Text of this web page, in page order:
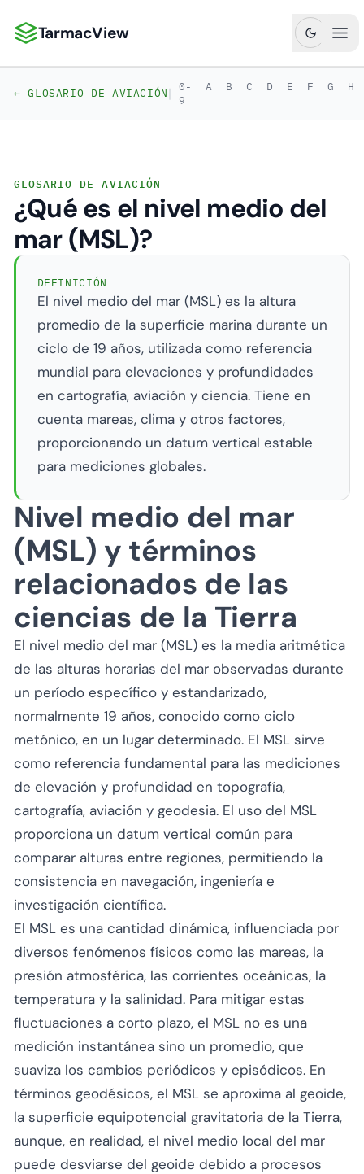
TarmacView: Análisis de Aviación de Precisión
TarmacView
← GLOSARIO DE AVIACIÓN| 0-
9
A B C D E F G H
GLOSARIO DE AVIACIÓN
¿Qué es el nivel medio del
mar (MSL)?
DEFINICIÓN
El nivel medio del mar (MSL) es la altura
promedio de la superficie marina durante un
ciclo de 19 años, utilizada como referencia
mundial para elevaciones y profundidades
en cartografía, aviación y ciencia. Tiene en
cuenta mareas, clima y otros factores,
proporcionando un datum vertical estable
para mediciones globales.
Nivel medio del mar
(MSL) y términos
relacionados de las
ciencias de la Tierra
El nivel medio del mar (MSL) es la media aritmética
de las alturas horarias del mar observadas durante
un período específico y estandarizado,
normalmente 19 años, conocido como ciclo
metónico, en un lugar determinado. El MSL sirve
como referencia fundamental para las mediciones
de elevación y profundidad en topografía,
cartografía, aviación y geodesia. El uso del MSL
proporciona un datum vertical común para
comparar alturas entre regiones, permitiendo la
consistencia en navegación, ingeniería e
investigación científica.
El MSL es una cantidad dinámica, influenciada por
diversos fenómenos físicos como las mareas, la
presión atmosférica, las corrientes oceánicas, la
temperatura y la salinidad. Para mitigar estas
fluctuaciones a corto plazo, el MSL no es una
medición instantánea sino un promedio, que
suaviza los cambios periódicos y episódicos. En
términos geodésicos, el MSL se aproxima al geoide,
la superficie equipotencial gravitatoria de la Tierra,
aunque, en realidad, el nivel medio local del mar
puede desviarse del geoide debido a procesos